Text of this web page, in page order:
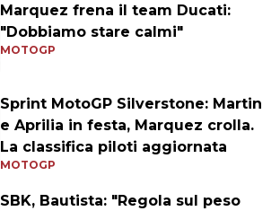
Marquez frena il team Ducati:
"Dobbiamo stare calmi"
MOTOGP
Sprint MotoGP Silverstone: Martin
e Aprilia in festa, Marquez crolla.
La classifica piloti aggiornata
MOTOGP
SBK, Bautista: "Regola sul peso